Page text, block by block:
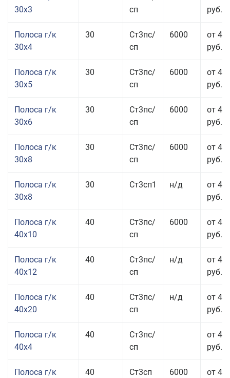
30x3
сп
руб.
Полоса г/к
30x4
30
Ст3пс/
сп
6000
от 44
руб.
Полоса г/к
30x5
30
Ст3пс/
сп
6000
от 43
руб.
Полоса г/к
30x6
30
Ст3пс/
сп
6000
от 46
руб.
Полоса г/к
30x8
30
Ст3пс/
сп
6000
от 43
руб.
Полоса г/к
30x8
30 Ст3сп1 н/д
от 43
руб.
Полоса г/к
40x10
40
Ст3пс/
сп
6000
от 44
руб.
Полоса г/к
40x12
40
Ст3пс/
сп
н/д
от 48
руб.
Полоса г/к
40x20
40
Ст3пс/
сп
н/д
от 44
руб.
Полоса г/к
40x4
40
Ст3пс/
сп
от 42
руб.
Полоса г/к
40 Ст3сп 6000
от 42